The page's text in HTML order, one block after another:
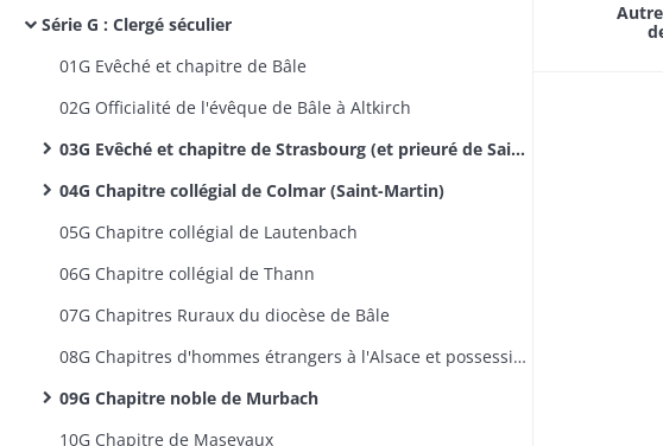
Série G : Clergé séculier
01G Evêché et chapitre de Bâle
02G Officialité de l'évêque de Bâle à Altkirch
03G Evêché et chapitre de Strasbourg (et prieuré de Saint-Pierre à Colmar et Saint-Gilles)
04G Chapitre collégial de Colmar (Saint-Martin)
05G Chapitre collégial de Lautenbach
06G Chapitre collégial de Thann
07G Chapitres Ruraux du diocèse de Bâle
08G Chapitres d'hommes étrangers à l'Alsace et possessionnés dans le Haut-Rhin
09G Chapitre noble de Murbach
10G Chapitre de Masevaux